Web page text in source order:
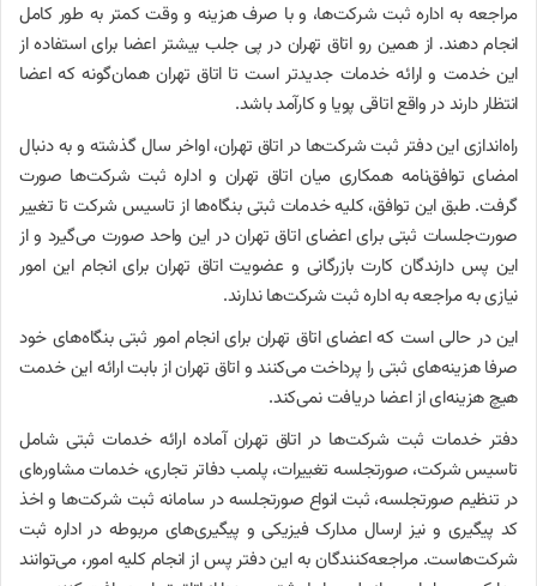
مراجعه به اداره ثبت شرکت‌ها، و با صرف هزینه و وقت کمتر به طور کامل
انجام دهند. از همین رو اتاق تهران در پی جلب بیشتر اعضا برای استفاده از
این خدمت و ارائه خدمات جدیدتر است تا اتاق تهران همان‌گونه که اعضا
انتظار دارند در واقع اتاقی پویا و کارآمد باشد.
راه‌اندازی این دفتر ثبت شرکت‌ها در اتاق تهران، اواخر سال گذشته و به دنبال
امضای توافق‌نامه همکاری میان اتاق تهران و اداره ثبت شرکت‌ها صورت
گرفت. طبق این توافق، کلیه خدمات ثبتی بنگاه‌ها از تاسیس شرکت تا تغییر
صورت‌جلسات ثبتی برای اعضای اتاق تهران در این واحد صورت می‌گیرد و از
این پس دارندگان کارت بازرگانی و عضویت اتاق تهران برای انجام این امور
نیازی به مراجعه به اداره ثبت شرکت‌ها ندارند.
این در حالی است که اعضای اتاق تهران برای انجام امور ثبتی بنگاه‌های خود
صرفا هزینه‌های ثبتی را پرداخت می‌کنند و اتاق تهران از بابت ارائه این خدمت
هیچ هزینه‌ای از اعضا دریافت نمی‌کند.
دفتر خدمات ثبت شرکت‌ها در اتاق تهران آماده ارائه خدمات ثبتی شامل
تاسیس شرکت، صورتجلسه تغییرات، پلمب دفاتر تجاری، خدمات مشاوره‌ای
در تنظیم صورتجلسه، ثبت انواع صورتجلسه در سامانه ثبت شرکت‌ها و اخذ
کد پیگیری و نیز ارسال مدارک فیزیکی و پیگیری‌های مربوطه در اداره ثبت
شرکت‌هاست. مراجعه‌کنندگان به این دفتر پس از انجام کلیه امور، می‌توانند